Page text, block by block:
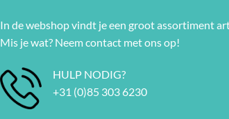
In de webshop vindt je een groot assortiment
Mis je wat? Neem contact met ons op!
HULP NODIG?
+31 (0)85 303 6230